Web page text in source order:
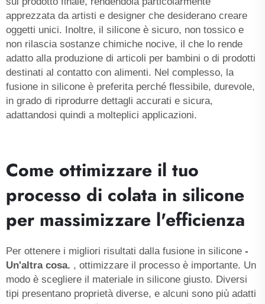
apprezzata da artisti e designer che desiderano creare
oggetti unici. Inoltre, il silicone è sicuro, non tossico e
non rilascia sostanze chimiche nocive, il che lo rende
adatto alla produzione di articoli per bambini o di prodotti
destinati al contatto con alimenti. Nel complesso, la
fusione in silicone è preferita perché flessibile, durevole,
in grado di riprodurre dettagli accurati e sicura,
adattandosi quindi a molteplici applicazioni.
Come ottimizzare il tuo
processo di colata in silicone
per massimizzare l'efficienza
Per ottenere i migliori risultati dalla fusione in silicone -
Un'altra cosa. , ottimizzare il processo è importante. Un
modo è scegliere il materiale in silicone giusto. Diversi
tipi presentano proprietà diverse, e alcuni sono più adatti